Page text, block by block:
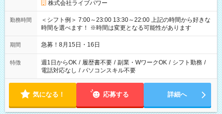
株式会社ライブパワー
勤務時間
＜シフト例＞ 7:00～23:00 13:30～22:00 上記の時間から好きな
時間を選べます！ ※時間は変更となる可能性があります
期間 急募！8月15日・16日
特徴 週1日からOK / 履歴書不要 / 副業・WワークOK / シフト勤務 /
電話対応なし / パソコンスキル不要
気になる！ 応募する 詳細へ